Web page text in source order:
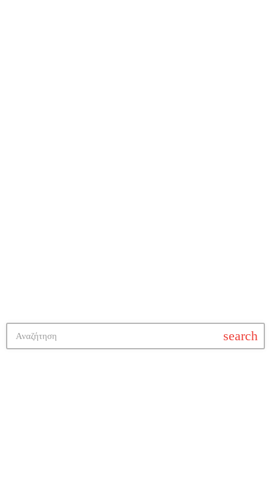
search